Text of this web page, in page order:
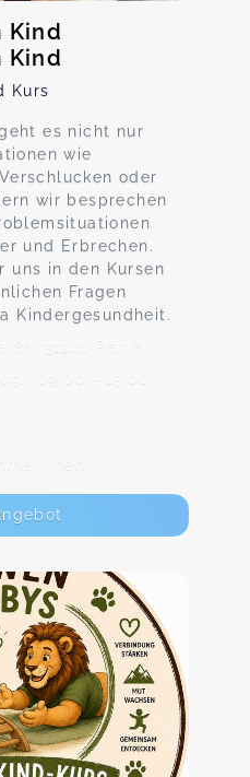
Kind
Kind
Kurs
es nicht nur
wie
oder
wir besprechen
und Erbrechen.
uns in den Kursen
Fragen
Kindergesundheit.
31241 Peine
09:00 - 13:00